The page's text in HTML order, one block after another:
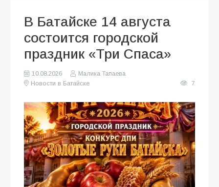
В Батайске 14 августа
состоится городской
праздник «Три Спаса»
10.08.2026
Малика Тапаева
Новости в Батайске
7